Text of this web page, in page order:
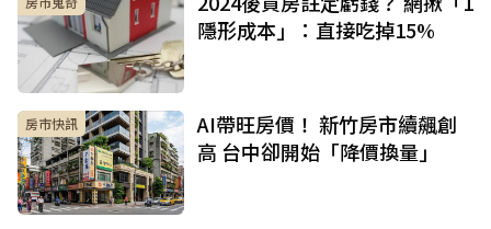
隱形成本」：直接吃掉15%
房市快訊
AI帶旺房價！ 新竹房市續飆創
高 台中卻開始「降價換量」